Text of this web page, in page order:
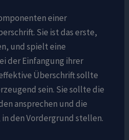
einer
Sie ist das erste,
und spielt eine
der Einfangung ihrer
Überschrift sollte
sein. Sie sollte die
ansprechen und die
den Vordergrund stellen.